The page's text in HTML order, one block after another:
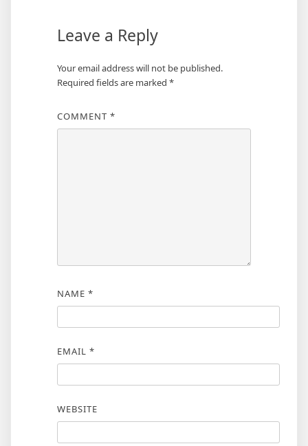
Leave a Reply
Your email address will not be published.
Required fields are marked *
COMMENT *
NAME *
EMAIL *
WEBSITE